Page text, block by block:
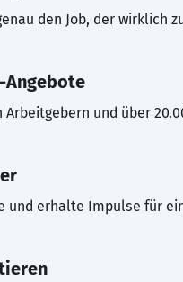
den Job, der wirklich
Angebote
Arbeitgebern und über
und erhalte Impulse für